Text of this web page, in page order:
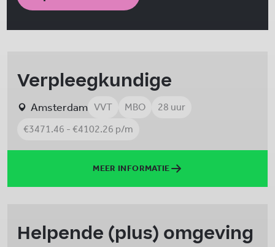
Verpleegkundige
Amsterdam VVT MBO
28 uur
€3471.46 - €4102.26 p/m
MEER INFORMATIE
Helpende (plus) omgeving